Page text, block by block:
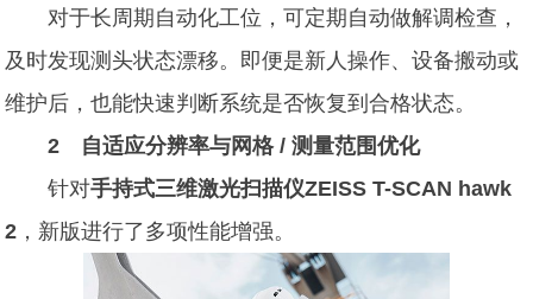
对于长周期自动化工位，可定期自动做解调检查，
及时发现测头状态漂移。即便是新人操作、设备搬动或
维护后，也能快速判断系统是否恢复到合格状态。
2 自适应分辨率与网格 / 测量范围优化
针对手持式三维激光扫描仪ZEISS T-SCAN hawk
2 ，新版进行了多项性能增强。